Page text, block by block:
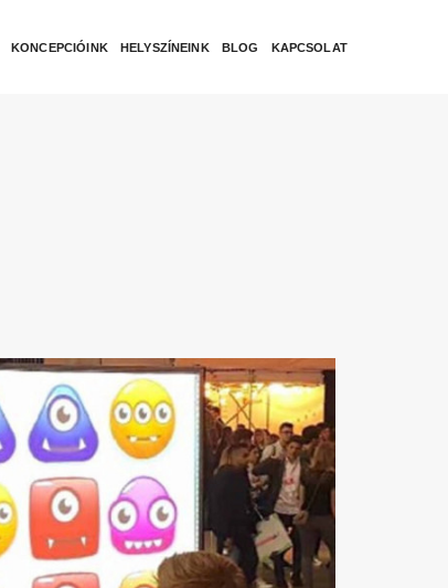
KONCEPCIÓINK HELYSZÍNEINK BLOG KAPCSOLAT